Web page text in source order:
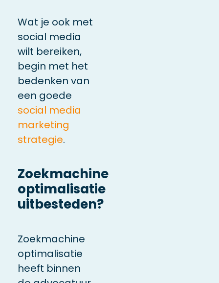
Wat je ook met
social media
wilt bereiken,
begin met het
bedenken van
een goede
social media
marketing
strategie.
Zoekmachine
optimalisatie
uitbesteden?
Zoekmachine
optimalisatie
heeft binnen